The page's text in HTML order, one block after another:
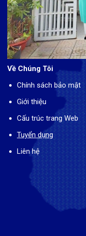
Về Chúng Tôi
Chính sách bảo mật
Giới thiệu
Cấu trúc trang Web
Tuyển dụng
Liên hệ